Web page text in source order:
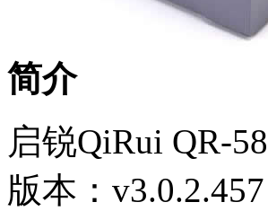
简介
启锐QiRui QR-
版本：v3.0.2.457